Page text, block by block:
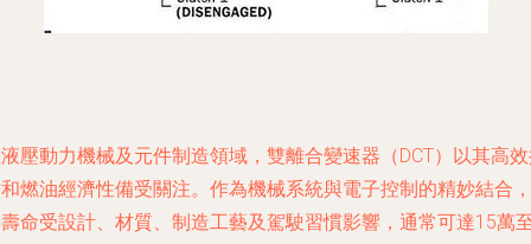
壓動力機械及元件制造領域，雙離合變速器（DCT）以其高
燃油經濟性備受關注。作為機械系統與電子控制的精妙結合，
命受設計、材質、制造工藝及駕駛習慣影響，通常可達15萬